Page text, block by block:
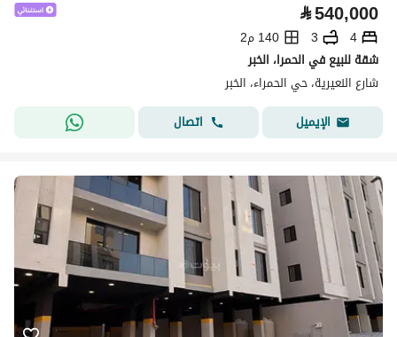
⃁540,000
4
3
140 م2
شقة للبيع في الحمرا، الخبر
شارع النعيرية، حي الحمراء، الخبر
الإيميل
اتصال